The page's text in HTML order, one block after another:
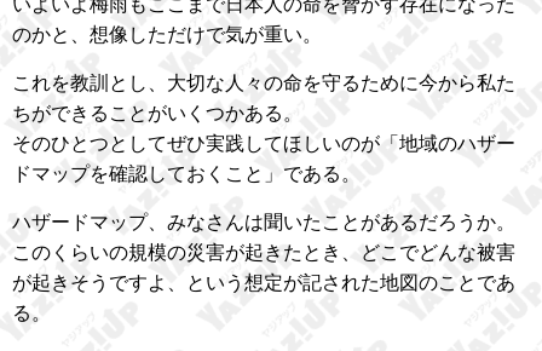
いよいよ梅雨もここまで日本人の命を脅かす存在になった
のかと、想像しただけで気が重い。
これを教訓とし、大切な人々の命を守るために今から私た
ちができることがいくつかある。
そのひとつとしてぜひ実践してほしいのが「地域のハザー
ドマップを確認しておくこと」である。
ハザードマップ、みなさんは聞いたことがあるだろうか。
このくらいの規模の災害が起きたとき、どこでどんな被害
が起きそうですよ、という想定が記された地図のことであ
る。